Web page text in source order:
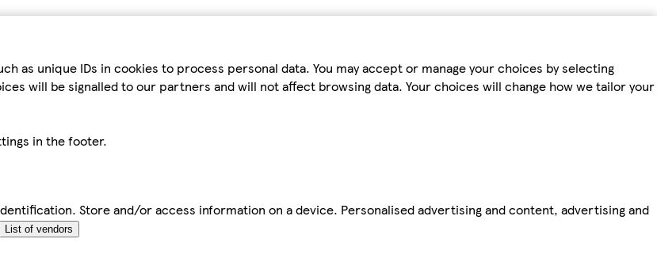
as unique IDs in cookies to process personal data. You may accept or manage your choices by selecting
will be signalled to our partners and will not affect browsing data. Your choices will change how we tailor your
in the footer.
Store and/or access information on a device. Personalised advertising and content, advertising and
List of vendors